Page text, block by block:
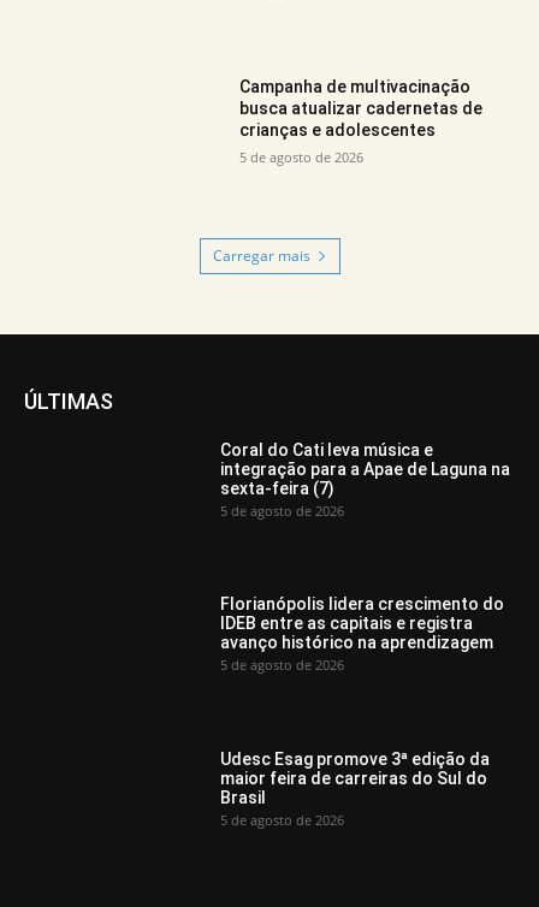
Campanha de multivacinação
busca atualizar cadernetas de
crianças e adolescentes
5 de agosto de 2026
Carregar mais
ÚLTIMAS
Coral do Cati leva música e
integração para a Apae de Laguna na
sexta-feira (7)
5 de agosto de 2026
Florianópolis lidera crescimento do
IDEB entre as capitais e registra
avanço histórico na aprendizagem
5 de agosto de 2026
Udesc Esag promove 3ª edição da
maior feira de carreiras do Sul do
Brasil
5 de agosto de 2026